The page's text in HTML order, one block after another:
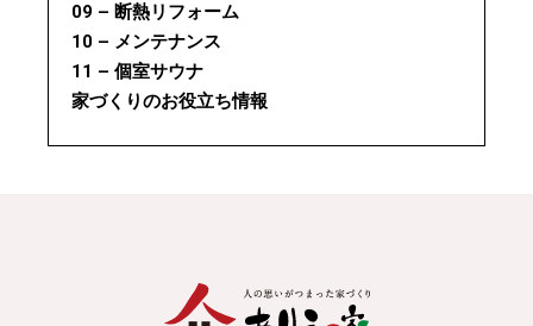
09 – 断熱リフォーム
10 – メンテナンス
11 – 個室サウナ
家づくりのお役立ち情報